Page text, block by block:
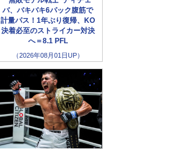
バ、バキバキ6パック腹筋で
計量パス！1年ぶり復帰、KO
決着必至のストライカー対決
へ＝8.1 PFL
（2026年08月01日UP）